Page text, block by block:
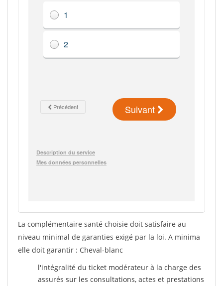
La complémentaire santé choisie doit satisfaire au
niveau minimal de garanties exigé par la loi. A minima
elle doit garantir : Cheval-blanc
l'intégralité du ticket modérateur à la charge des
assurés sur les consultations, actes et prestations